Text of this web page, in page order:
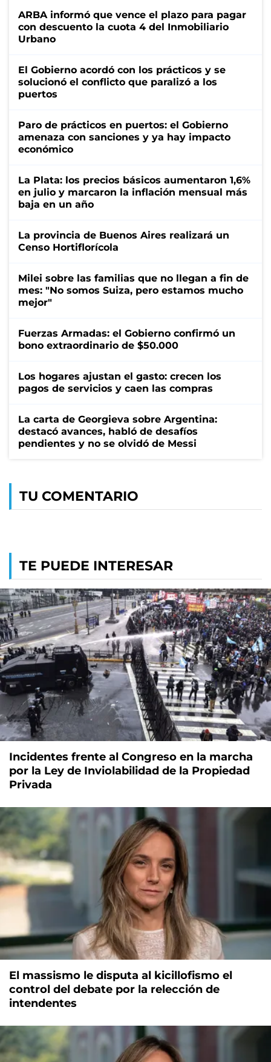
ARBA informó que vence el plazo para pagar
con descuento la cuota 4 del Inmobiliario
Urbano
El Gobierno acordó con los prácticos y se
solucionó el conflicto que paralizó a los
puertos
Paro de prácticos en puertos: el Gobierno
amenaza con sanciones y ya hay impacto
económico
La Plata: los precios básicos aumentaron 1,6%
en julio y marcaron la inflación mensual más
baja en un año
La provincia de Buenos Aires realizará un
Censo Hortiflorícola
Milei sobre las familias que no llegan a fin de
mes: "No somos Suiza, pero estamos mucho
mejor"
Fuerzas Armadas: el Gobierno confirmó un
bono extraordinario de $50.000
Los hogares ajustan el gasto: crecen los
pagos de servicios y caen las compras
La carta de Georgieva sobre Argentina:
destacó avances, habló de desafíos
pendientes y no se olvidó de Messi
TU COMENTARIO
TE PUEDE INTERESAR
Incidentes frente al Congreso en la marcha
por la Ley de Inviolabilidad de la Propiedad
Privada
El massismo le disputa al kicillofismo el
control del debate por la relección de
intendentes